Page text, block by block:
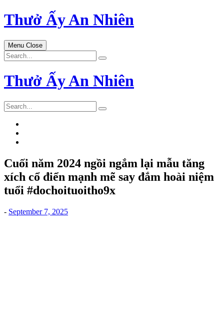
Skip
to
Thưở Ấy An Nhiên
Menu Close
Search
for:
Thưở Ấy An Nhiên
Search
for:
Cuối năm 2024 ngồi ngắm lại mẫu tăng
xích cổ điển mạnh mẽ say đắm hoài niệm
tuổi #dochoituoitho9x
- September 7, 2025